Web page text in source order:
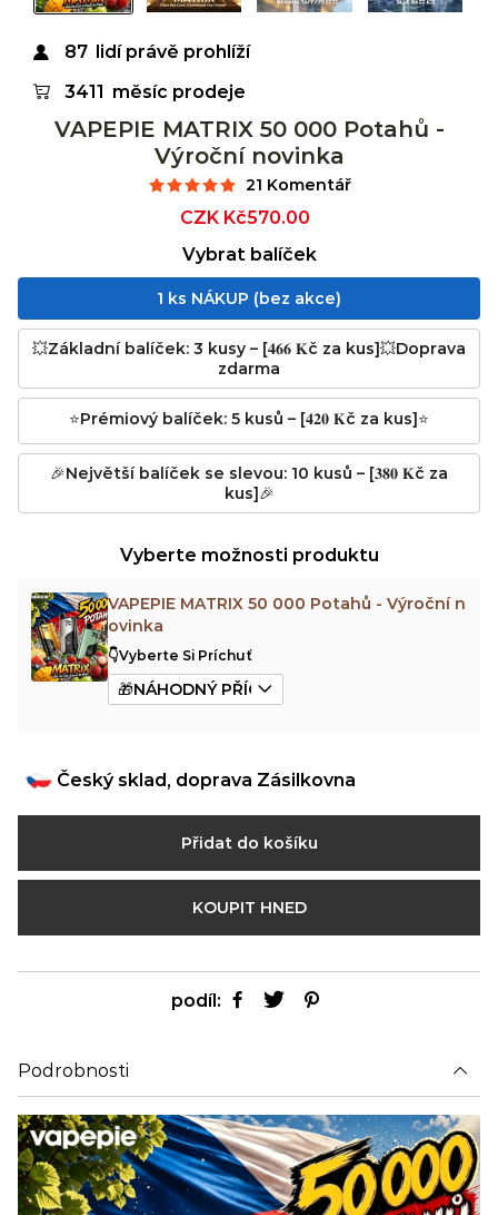
87 lidí právě prohlíží
3411 měsíc prodeje
VAPEPIE MATRIX 50 000 Potahů -
Výroční novinka
21 Komentář
Sale
CZK Kč570.00
Vybrat balíček
1 ks NÁKUP (bez akce)
💥Základní balíček: 3 kusy – [𝟒𝟔𝟔 𝐊č za kus]💥Doprava
zdarma
⭐Prémiový balíček: 5 kusů – [𝟒𝟐𝟎 𝐊č za kus]⭐
🎉Největší balíček se slevou: 10 kusů – [𝟑𝟖𝟎 𝐊č za
kus]🎉
Vyberte možnosti produktu
VAPEPIE MATRIX 50 000 Potahů - Výroční n
ovinka
👇Vyberte Si Príchuť
Český sklad, doprava Zásilkovna
Přidat do košíku
KOUPIT HNED
podíl:
Podrobnosti